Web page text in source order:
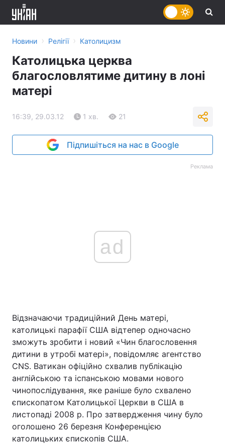
Новини › Релігії › Католицизм
Католицька церква
благословлятиме дитину в лоні
матері
16:39, 29.03.12 1 хв. 21
Підпишіться на нас в Google
Реклама
ad
Відзначаючи традиційний День матері,
католицькі парафії США відтепер одночасно
зможуть зробити і новий «Чин благословення
дитини в утробі матері», повідомляє агентство
CNS. Ватикан офіційно схвалив публікацію
англійською та іспанською мовами нового
чинопослідування, яке раніше було схвалено
єпископатом Католицької Церкви в США в
листопаді 2008 р. Про затвердження чину було
оголошено 26 березня Конференцією
католицьких єпископів США.